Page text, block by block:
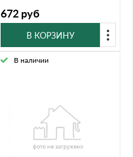
672 руб
В КОРЗИНУ
В наличии